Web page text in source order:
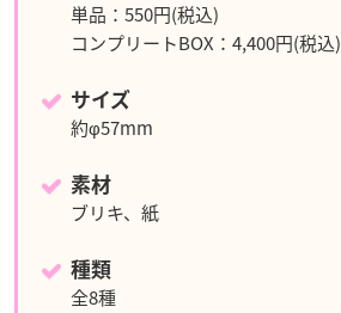
単品：550円(税込)
コンプリートBOX：4,400円(税込)
サイズ
約φ57mm
素材
ブリキ、紙
種類
全8種